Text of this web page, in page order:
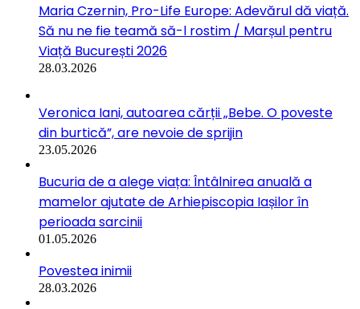
Maria Czernin, Pro-Life Europe: Adevărul dă viață.
Să nu ne fie teamă să-l rostim / Marșul pentru
Viață București 2026
28.03.2026
Veronica Iani, autoarea cărții „Bebe. O poveste
din burtică”, are nevoie de sprijin
23.05.2026
Bucuria de a alege viața: Întâlnirea anuală a
mamelor ajutate de Arhiepiscopia Iașilor în
perioada sarcinii
01.05.2026
Povestea inimii
28.03.2026